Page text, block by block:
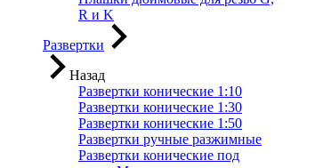
R и K
Развертки
Назад
Развертки конические 1:10
Развертки конические 1:30
Развертки конические 1:50
Развертки ручные разжимные
Развертки конические под